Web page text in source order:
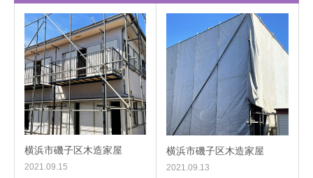
横浜市磯子区木造家屋
2021.09.15
横浜市磯子区木造家屋
2021.09.13